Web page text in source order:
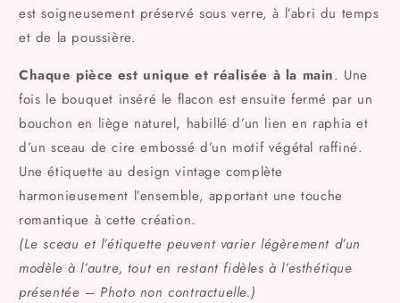
est soigneusement préservé sous verre, à l’abri du temps
et de la poussière.
Chaque pièce est unique et réalisée à la main. Une
fois le bouquet inséré le flacon est ensuite fermé par un
bouchon en liège naturel, habillé d’un lien en raphia et
d’un sceau de cire embossé d’un motif végétal raffiné.
Une étiquette au design vintage complète
harmonieusement l’ensemble, apportant une touche
romantique à cette création.
(Le sceau et l’étiquette peuvent varier légèrement d’un
modèle à l’autre, tout en restant fidèles à l’esthétique
présentée – Photo non contractuelle.)